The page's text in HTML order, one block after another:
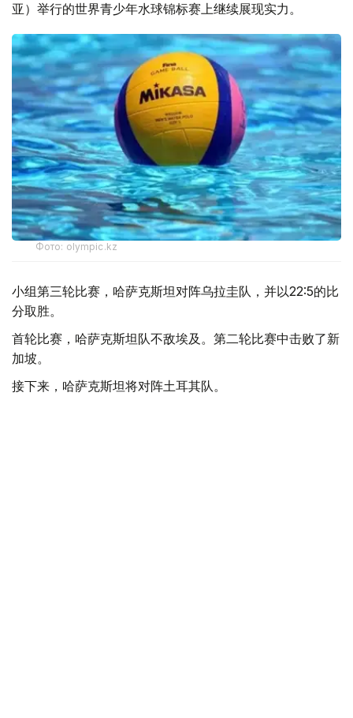
亚）举行的世界青少年水球锦标赛上继续展现实力。
Фото: olympic.kz
小组第三轮比赛，哈萨克斯坦对阵乌拉圭队，并以22:5的比
分取胜。
首轮比赛，哈萨克斯坦队不敌埃及。第二轮比赛中击败了新
加坡。
接下来，哈萨克斯坦将对阵土耳其队。